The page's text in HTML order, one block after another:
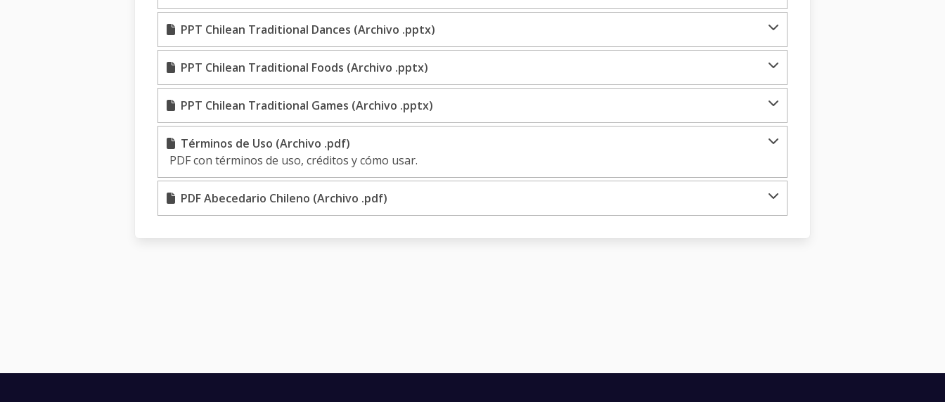
PPT Chilean Traditional Dances (Archivo .pptx)
PPT Chilean Traditional Foods (Archivo .pptx)
PPT Chilean Traditional Games (Archivo .pptx)
Términos de Uso (Archivo .pdf)
PDF con términos de uso, créditos y cómo usar.
PDF Abecedario Chileno (Archivo .pdf)